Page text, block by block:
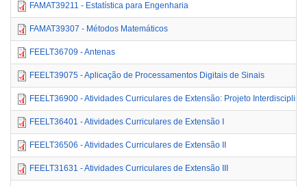
FAMAT39211 - Estatística para Engenharia
FAMAT39307 - Métodos Matemáticos
FEELT36709 - Antenas
FEELT39075 - Aplicação de Processamentos Digitais de Sinais
FEELT36900 - Atividades Curriculares de Extensão: Projeto Interdisciplinar
FEELT36401 - Atividades Curriculares de Extensão I
FEELT36506 - Atividades Curriculares de Extensão II
FEELT31631 - Atividades Curriculares de Extensão III